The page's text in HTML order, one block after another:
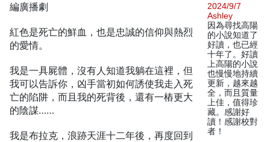
編廣播劇
紅色是死亡的鮮血，也是忠誠的信仰與熱烈
的愛情。
我是一具屍體，沒有人知道我躺在這裡，但
我可以告訴你，凶手當初如何誘使我走入死
亡的陷阱，而且我的死背後，還有一樁更大
的陰謀……
我是布拉克，浪跡天涯十二年後，再度回到
2024/9/7
Ashley
因為尋找高陽
的小說知道了
好讀，也已經
十年了。好讀
上高陽的小說
也慢慢地持續
更新，越來越
全，而且質量
上佳，值得珍
藏。感謝好
讀！感謝校對
者！